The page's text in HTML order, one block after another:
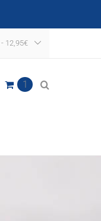
- 12,95€
1